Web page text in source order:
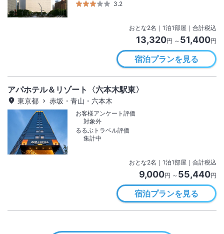
3.2
おとな2名 ｜ 1泊1部屋｜合計税込
13,320円 ～ 51,400円
宿泊プランを見る
アパホテル＆リゾート〈六本木駅東〉
東京都 赤坂・青山・六本木
お客様アンケート評価
対象外
るるぶトラベル評価
集計中
おとな2名 ｜ 1泊1部屋｜合計税込
9,000円 ～ 55,440円
宿泊プランを見る